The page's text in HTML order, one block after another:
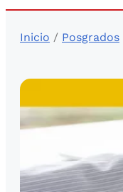
Inicio / Posgrados